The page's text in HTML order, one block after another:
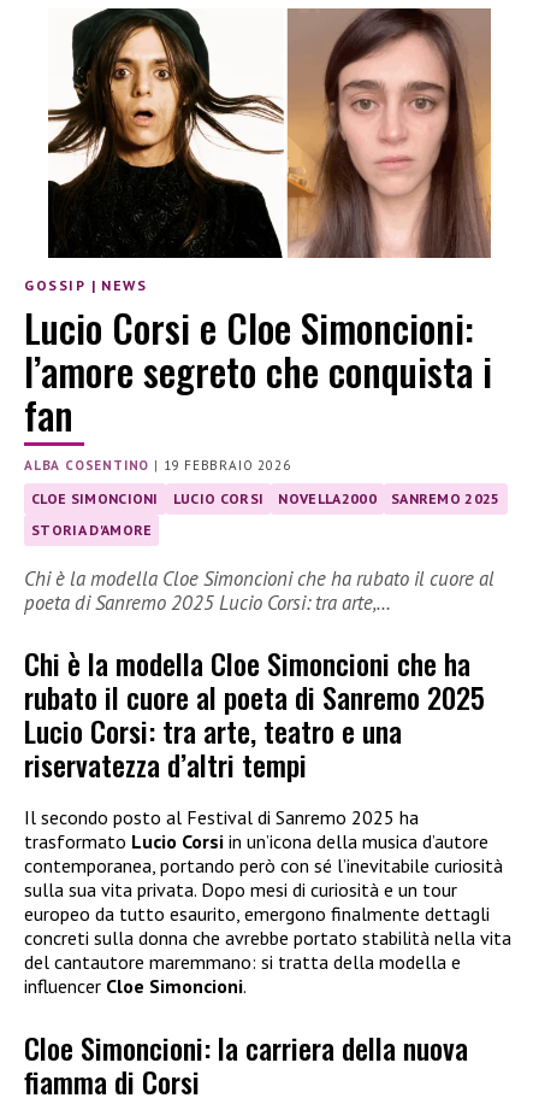
GOSSIP | NEWS
Lucio Corsi e Cloe Simoncioni:
l’amore segreto che conquista i
fan
ALBA COSENTINO | 19 FEBBRAIO 2026
CLOE SIMONCIONI LUCIO CORSI NOVELLA2000
SANREMO 2025
STORIA D'AMORE
Chi è la modella Cloe Simoncioni che ha rubato il cuore al
poeta di Sanremo 2025 Lucio Corsi: tra arte,…
Chi è la modella Cloe Simoncioni che ha
rubato il cuore al poeta di Sanremo 2025
Lucio Corsi: tra arte, teatro e una
riservatezza d’altri tempi
Il secondo posto al Festival di Sanremo 2025 ha
trasformato Lucio Corsi in un’icona della musica d’autore
contemporanea, portando però con sé l’inevitabile curiosità
sulla sua vita privata. Dopo mesi di curiosità e un tour
europeo da tutto esaurito, emergono finalmente dettagli
concreti sulla donna che avrebbe portato stabilità nella vita
del cantautore maremmano: si tratta della modella e
influencer Cloe Simoncioni.
Cloe Simoncioni: la carriera della nuova
fiamma di Corsi